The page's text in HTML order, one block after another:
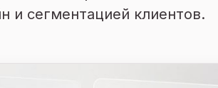
и сегментацией клиентов.